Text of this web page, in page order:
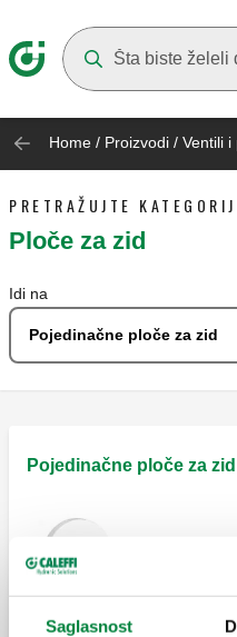
Saglasnost
Home / Proizvodi / Ventili
PRETRAŽUJTE
Ploče za zid
Idi na
Pojedinačne ploče za zid
Pojedinačne ploče za zid